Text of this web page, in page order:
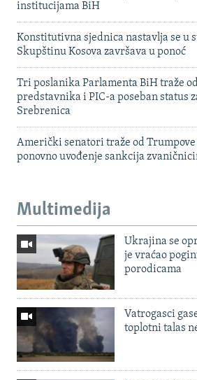
institucijama BiH
Konstitutivna sjednica nastavlja se u
Skupštinu Kosova završava u ponoć
Tri poslanika Parlamenta BiH traže
predstavnika i PIC-a poseban status
Srebrenica
Američki senatori traže od
ponovno uvođenje sankcija
Multimedija
Ukrajina se
je vraćao
porodicama
Vatrogasci
toplotni talas